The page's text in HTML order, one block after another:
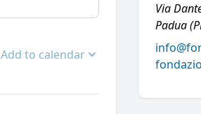
Open options
Add to calendar
Via
Padua